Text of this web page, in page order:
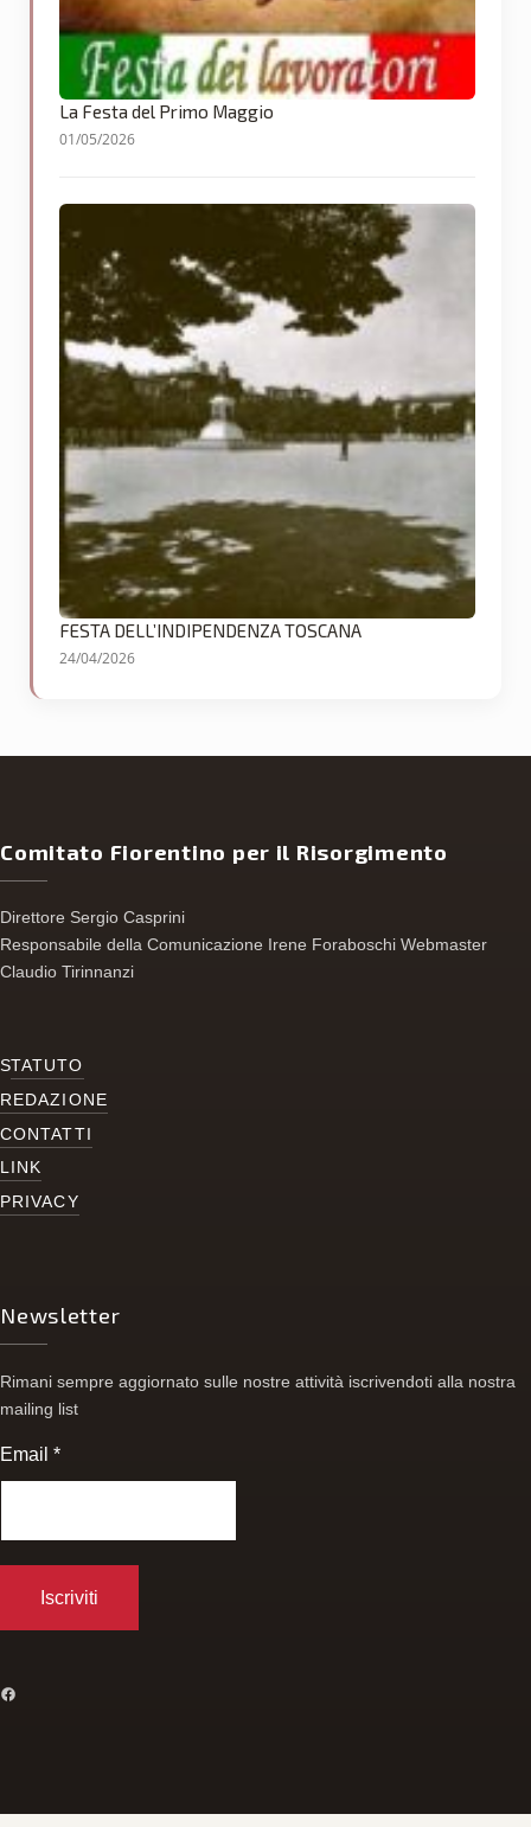
La Festa del Primo Maggio
01/05/2026
FESTA DELL’INDIPENDENZA TOSCANA
24/04/2026
Comitato Fiorentino per il Risorgimento
Direttore Sergio Casprini
Responsabile della Comunicazione Irene Foraboschi Webmaster
Claudio Tirinnanzi
STATUTO
REDAZIONE
CONTATTI
LINK
PRIVACY
Newsletter
Rimani sempre aggiornato sulle nostre attività iscrivendoti alla nostra
mailing list
Email*